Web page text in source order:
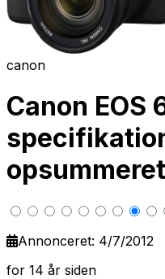
canon
Canon EOS
opsummeret
Annonceret: 4/7/2012
for 14 år siden